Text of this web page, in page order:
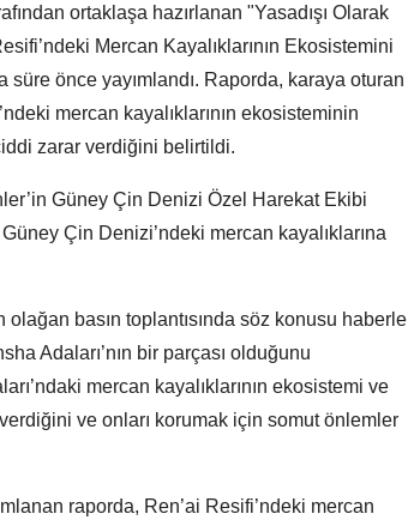
ortaklaşa hazırlanan "Yasadışı Olarak
Mercan Kayalıklarının Ekosistemini
süre önce yayımlandı. Raporda, karaya oturan
mercan kayalıklarının ekosisteminin
zarar verdiğini belirtildi.
Güney Çin Denizi Özel Harekat Ekibi
Çin Denizi’ndeki mercan kayalıklarına
basın toplantısında söz konusu haberle
Adaları’nın bir parçası olduğunu
mercan kayalıklarının ekosistemi ve
ve onları korumak için somut önlemler
raporda, Ren’ai Resifi’ndeki mercan